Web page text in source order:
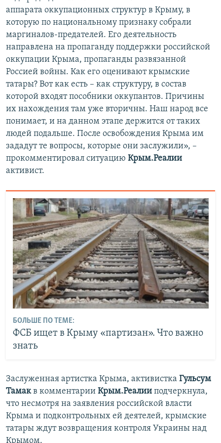
аппарата оккупационных структур в Крыму, в
которую по национальному признаку собрали
маргиналов-предателей. Его деятельность
направлена на пропаганду поддержки российской
оккупации Крыма, пропаганды развязанной
Россией войны. Как его оценивают крымские
татары? Вот как есть – как структуру, в состав
которой входят пособники оккупантов. Причины
их нахождения там уже вторичны. Наш народ все
понимает, и на данном этапе держится от таких
людей подальше. После освобождения Крыма им
зададут те вопросы, которые они заслужили», –
прокомментировал ситуацию Крым.Реалии
активист.
БОЛЬШЕ ПО ТЕМЕ:
ФСБ ищет в Крыму «партизан». Что важно
знать
Заслуженная артистка Крыма, активистка Гульсум
Тамакв комментарии Крым.Реалии подчеркнула,
что несмотря на заявления российской власти
Крыма и подконтрольных ей деятелей, крымские
татары ждут возвращения контроля Украины над
Крымом.